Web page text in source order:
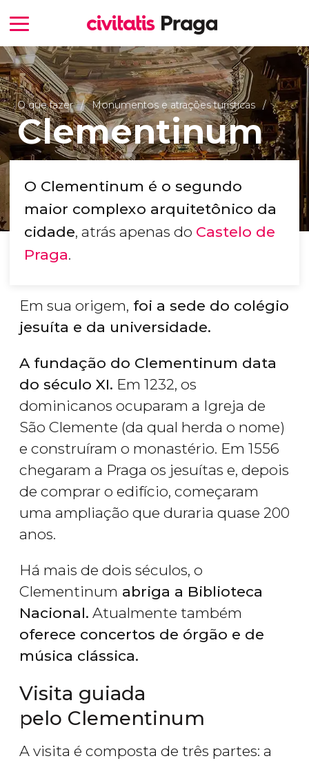
O que fazer Monumentos e atrações turísticas
Clementinum
O Clementinum é o segundo
maior complexo arquitetônico da
cidade, atrás apenas do Castelo de
Praga.
Em sua origem, foi a sede do colégio
jesuíta e da universidade.
A fundação do Clementinum data
do século XI. Em 1232, os
dominicanos ocuparam a Igreja de
São Clemente (da qual herda o nome)
e construíram o monastério. Em 1556
chegaram a Praga os jesuítas e, depois
de comprar o edifício, começaram
uma ampliação que duraria quase 200
anos.
Há mais de dois séculos, o
Clementinum abriga a Biblioteca
Nacional. Atualmente também
oferece concertos de órgão e de
música clássica.
Visita guiada
pelo Clementinum
A visita é composta de três partes: a